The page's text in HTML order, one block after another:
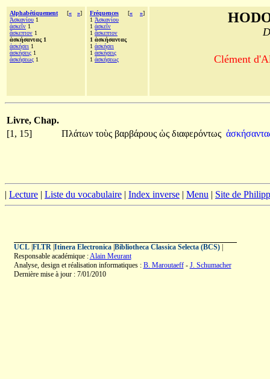
Alphabétiquement [« »]
Ἀσκανίου 1
ἀσκεῖν 1
ἄσκεπτον 1
ἀσκήσαντας 1
ἀσκήσει 1
ἀσκήσεις 1
ἀσκήσεως 1
Fréquences [« »]
1 Ἀσκανίου
1 ἀσκεῖν
1 ἄσκεπτον
1 ἀσκήσαντας
1 ἀσκήσει
1 ἀσκήσεις
1 ἀσκήσεως Clément
Livre, Chap.
[1, 15]
Πλάτων τοὺς βαρβάρους ὡς διαφερόντως
| Lecture | Liste du vocabulaire | Index inverse | Menu | Site de
UCL| FLTR| Itinera Electronica| Bibliotheca Classica Selecta (BCS)|
Responsable académique :Alain Meurant
Analyse, design et réalisation informatiques : B. Maroutaeff- J. Schumacher
Dernière mise à jour : 7/01/2010